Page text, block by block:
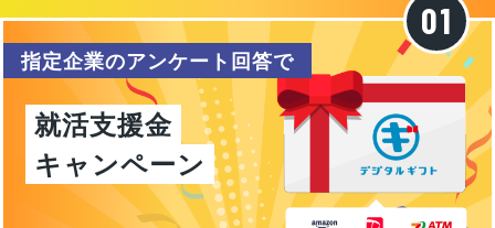
指定企業のアンケート回答で
就活支援金
キャンペーン